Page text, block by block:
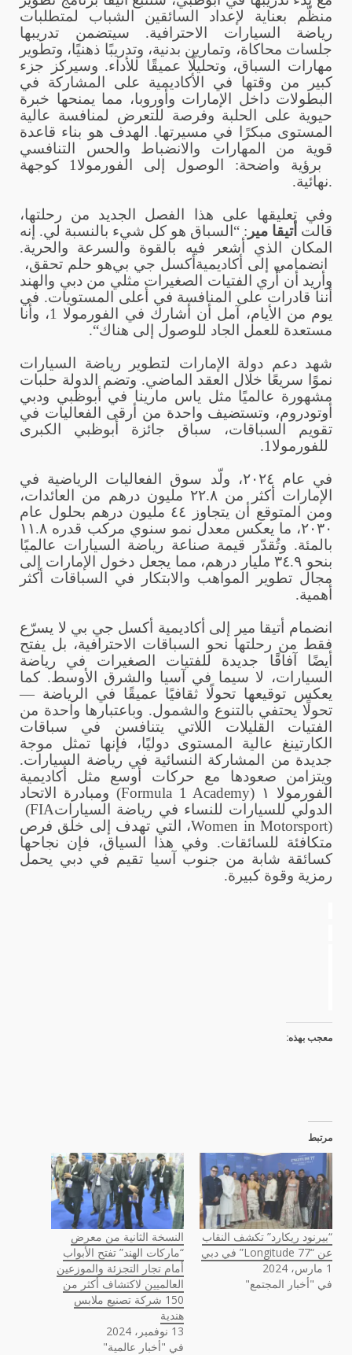
منظّم بعناية لإعداد السائقين الشباب لمتطلبات
رياضة السيارات الاحترافية. سيتضمن تدريبها
جلسات محاكاة، وتمارين بدنية، وتدريبًا ذهنيًا، وتطوير
مهارات السباق، وتحليلًا عميقًا للأداء. وسيركز جزء
كبير من وقتها في الأكاديمية على المشاركة في
البطولات داخل الإمارات وأوروبا، مما يمنحها خبرة
حيوية على الحلبة وفرصة للتعرض لمنافسة عالية
المستوى مبكرًا في مسيرتها. الهدف هو بناء قاعدة
قوية من المهارات والانضباط والحس التنافسي
1
كوجهة
نهائية.
.
وفي تعليقها على هذا الفصل الجديد من رحلتها،
قالت أتيقا مير : “السباق هو كل شيء بالنسبة لي. إنه
المكان الذي أشعر فيه بالقوة والسرعة والحرية.
أكسل جي بي
وأريد أن أُري الفتيات الصغيرات مثلي من دبي والهند
أننا قادرات على المنافسة في أعلى المستويات. في
يوم من الأيام، آمل أن أشارك في الفورمولا 1، وأنا
مستعدة للعمل الجاد للوصول إلى هناك“.
شهد دعم دولة الإمارات لتطوير رياضة السيارات
نموًا سريعًا خلال العقد الماضي. وتضم الدولة حلبات
مشهورة عالميًا مثل ياس مارينا في أبوظبي ودبي
أوتودروم، وتستضيف واحدة من أرقى الفعاليات في
تقويم السباقات، سباق جائزة أبوظبي الكبرى
1.
في عام ٢٠٢٤، ولّد سوق الفعاليات الرياضية في
الإمارات أكثر من ٢٢.٨ مليون درهم من العائدات،
ومن المتوقع أن يتجاوز ٤٤ مليون درهم بحلول عام
٢٠٣٠، ما يعكس معدل نمو سنوي مركب قدره ١١.٨
بالمئة. وتُقدّر قيمة صناعة رياضة السيارات عالميًا
بنحو ٣٤.٩ مليار درهم، مما يجعل دخول الإمارات إلى
مجال تطوير المواهب والابتكار في السباقات أكثر
أهمية.
انضمام أتيقا مير إلى أكاديمية أكسل جي بي لا يسرّع
فقط من رحلتها نحو السباقات الاحترافية، بل يفتح
أيضًا آفاقًا جديدة للفتيات الصغيرات في رياضة
السيارات، لا سيما في آسيا والشرق الأوسط. كما
يعكس توقيعها تحولًا ثقافيًا عميقًا في الرياضة —
تحولًا يحتفي بالتنوع والشمول. وباعتبارها واحدة من
الفتيات القليلات اللاتي يتنافسن في سباقات
الكارتينغ عالية المستوى دوليًا، فإنها تمثل موجة
جديدة من المشاركة النسائية في رياضة السيارات.
ويتزامن صعودها مع حركات أوسع مثل أكاديمية
الفورمولا ١
(Formula 1 Academy) ومبادرة الاتحاد
الدولي للسيارات للنساء في رياضة السيارات(FIA
Women in Motorsport)، التي تهدف إلى خلق فرص
متكافئة للسائقات. وفي هذا السياق، فإن نجاحها
كسائقة شابة من جنوب آسيا تقيم في دبي يحمل
رمزية وقوة كبيرة.
معجب بهذه:
مرتبط
“بيرنود ريكارد” تكشف النقاب
عن “Longitude 77” في دبي
1 مارس، 2024
في "أخبار المجتمع"
النسخة الثانية من معرض
“ماركات الهند” تفتح الأبواب
أمام تجار التجزئة والموزعين
العالميين لاكتشاف أكثر من
150 شركة تصنيع ملابس
هندية
13 نوفمبر، 2024
في "أخبار عالمية"